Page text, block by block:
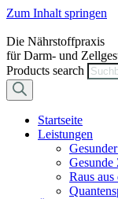
Zum Inhalt springen
Die Nährstoffpraxis
für Darm- und
Products search
Startseite
Leistungen
Gesunde
Raus